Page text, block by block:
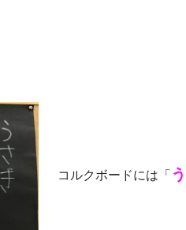
コルクボードには「